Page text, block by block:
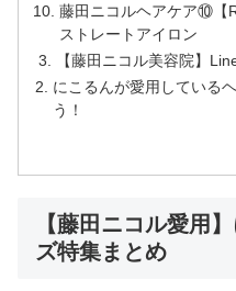
藤田ニコルヘアケア⑩【
ストレートアイロン
【藤田ニコル美容院】
にこるんが愛用している
う！
【藤田ニコル愛用
ズ特集まとめ